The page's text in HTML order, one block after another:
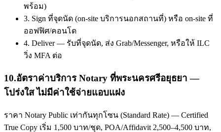
พร้อม)
3. Sign ที่จุดนัด (on-site บริการนอกสถานที่) หรือ on-site ที่
ออฟฟิศ/คอนโด
4. Deliver — รับที่จุดนัด, ส่ง Grab/Messenger, หรือให้ ILC
วิ่ง MFA ต่อ
10.อัตราค่าบริการ Notary ที่พระนครศรีอยุธยา —
โปร่งใส ไม่มีค่าใช้จ่ายแอบแฝง
ราคา Notary Public เท่ากันทุกโซน (Standard Rate) — Certified
True Copy เริ่ม 1,500 บาท/ชุด, POA/Affidavit 2,500–4,500 บาท,